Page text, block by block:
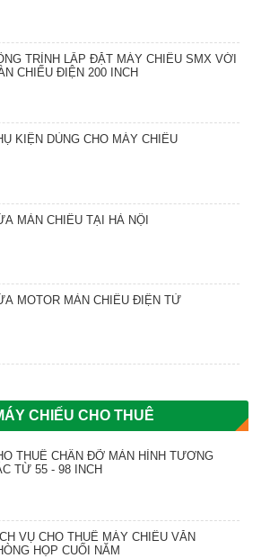
TRÌNH LẮP ĐẶT MÁY CHIẾU SMX VỚI
CHIẾU ĐIỆN 200 INCH
KIỆN DÙNG CHO MÁY CHIẾU
MÀN CHIẾU TẠI HÀ NỘI
MOTOR MÀN CHIẾU ĐIỆN TỬ
CHIẾU CHO THUÊ
THUÊ CHÂN ĐỠ MÀN HÌNH TƯƠNG
TỪ 55 - 98 INCH
VỤ CHO THUÊ MÁY CHIẾU VĂN
HỌP CUỐI NĂM